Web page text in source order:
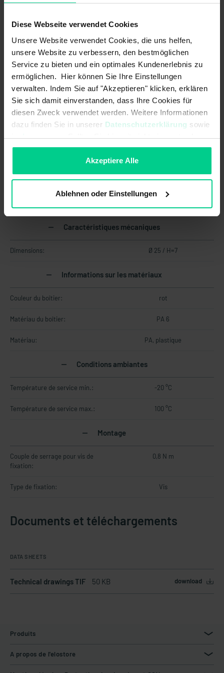
Diese Webseite verwendet Cookies
Unsere Website verwendet Cookies, die uns helfen,
unsere Website zu verbessern, den bestmöglichen
Service zu bieten und ein optimales Kundenerlebnis zu
ermöglichen. Hier können Sie Ihre Einstellungen
verwalten. Indem Sie auf "Akzeptieren" klicken, erklären
Sie sich damit einverstanden, dass Ihre Cookies für
diesen Zweck verwendet werden. Weitere Informationen
dazu finden Sie in unserer Datenschutzerklärung sowie
imImpressum. Sollten Sie hiermit nicht einverstanden
sein, können Sie die Verwendung von Cookies hier
Akzeptiere Alle
Ablehnen oder Einstellungen
Grande plage de température
Données techniques
324790
4,80 €
Propriétés
Caractéristiques mécaniques
Dimensions: Ø 25 / H=7
Informations sur les matériaux
Couleur du boîtier: rot
Matériau du boîtier: PA 6
Matériau: PA, plastique
Conditions ambiantes
Température de service min.: -20 °C
Température de service max.: 100 °C
Montage
Couple de serrage pour vis de
fixation:
0,8 N m
Type de fixation: Vis
Documents et téléchargements
DATA SHEETS
Technical drawings TIF 50 KB download
Produits
A propos de l'elostore